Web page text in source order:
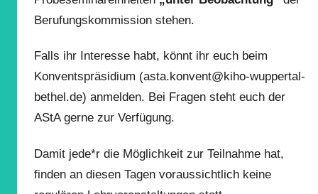
Berufungskommission stehen.
Falls ihr Interesse habt, könnt ihr euch beim
Konventspräsidium (asta.konvent@kiho-wuppertal-
bethel.de) anmelden. Bei Fragen steht euch der
AStA gerne zur Verfügung.
Damit jede*r die Möglichkeit zur Teilnahme hat,
finden an diesen Tagen voraussichtlich keine